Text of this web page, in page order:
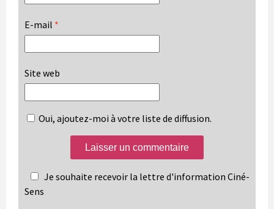
E-mail *
Site web
Oui, ajoutez-moi à votre liste de diffusion.
Je souhaite recevoir la lettre d'information Ciné-
Sens